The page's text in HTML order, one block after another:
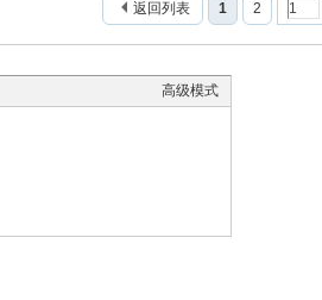
1 2
返回列表
高级模式